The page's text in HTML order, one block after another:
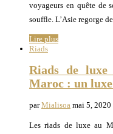
voyageurs en quête de
souffle. L’Asie regorge
Lire plus
Riads
Riads de
Maroc : un
parMialisoa mai 5, 2020
Les riads de luxe au